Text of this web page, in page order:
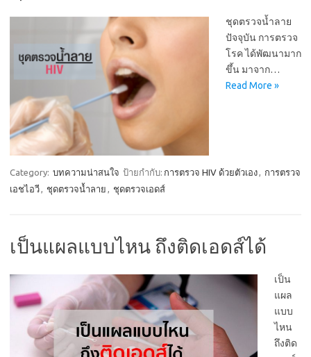
ชุดตรวจน้ำลาย
ปัจจุบัน การตรวจ
โรค ได้พัฒนามาก
ขึ้น มาจาก…
Read More »
Category: บทความน่าสนใจ ป้ายกำกับ: การตรวจ HIV ด้วยตัวเอง
การตรวจ
เอชไอวี
ชุดตรวจน้ำลาย ชุดตรวจเอดส์
เป็นแผลแบบไหน ถึงติดเอดส์ได้
เป็น
แผล
แบบ
ไหน
ถึงติด